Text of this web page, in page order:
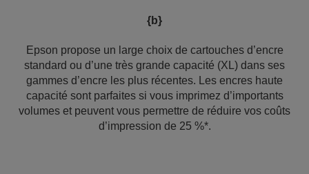
{b}
Epson propose un large choix de cartouches d’encre
standard ou d’une très grande capacité (XL) dans ses
gammes d’encre les plus récentes. Les encres haute
capacité sont parfaites si vous imprimez d’importants
volumes et peuvent vous permettre de réduire vos coûts
d’impression de 25 %*.